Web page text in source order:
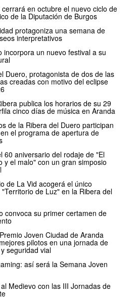
cerrará en octubre el nuevo ciclo de
de la Diputación de Burgos
protagoniza una semana de
interpretativos
incorpora un nuevo festival a su
Duero, protagonista de dos de las
creadas con motivo del eclipse
publica los horarios de su 29
cinco días de música en Aranda
de la Ribera del Duero participan
el programa de apertura de
60 aniversario del rodaje de "El
y el malo" con un gran simposio
de La Vid acogerá el único
de Luz" en la Ribera del
convoca su primer certamen de
Joven Ciudad de Aranda
pilotos en una jornada de
seguridad vial
así será la Semana Joven
Medievo con las III Jornadas de